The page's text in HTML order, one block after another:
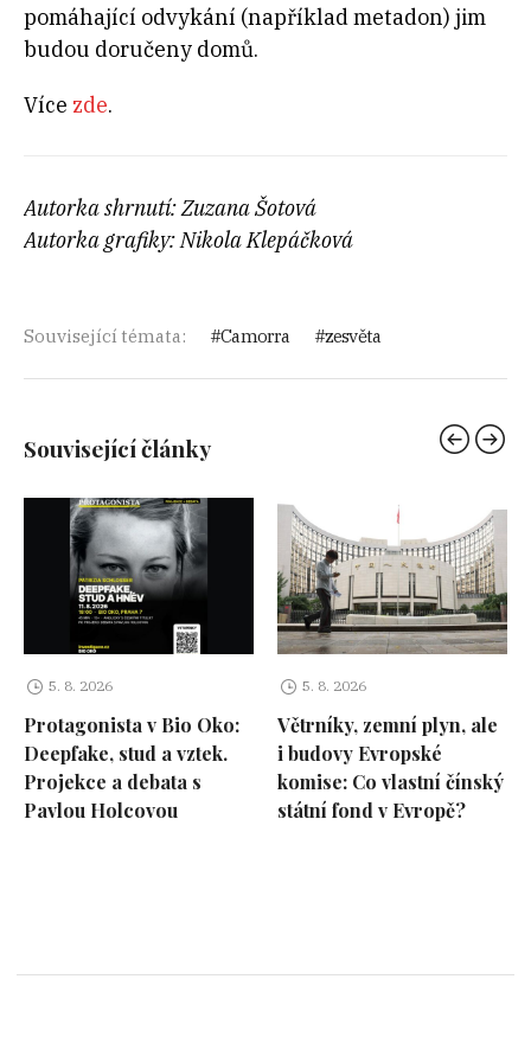
pomáhající odvykání (například metadon) jim
budou doručeny domů.
Více zde.
Autorka shrnutí: Zuzana Šotová
Autorka grafiky: Nikola Klepáčková
Související témata: Camorra zesvěta
Související články
5. 8. 2026
Protagonista v Bio Oko:
Deepfake, stud a vztek.
Projekce a debata s
Pavlou Holcovou
5. 8. 2026
Větrníky, zemní plyn, ale
i budovy Evropské
komise: Co vlastní čínský
státní fond v Evropě?